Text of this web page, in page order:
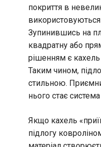
покриття в
використовуються
Зупинившись на
квадратну або
рішенням є
Таким чином,
стильною.
нього стає
Якщо кахель
підлогу